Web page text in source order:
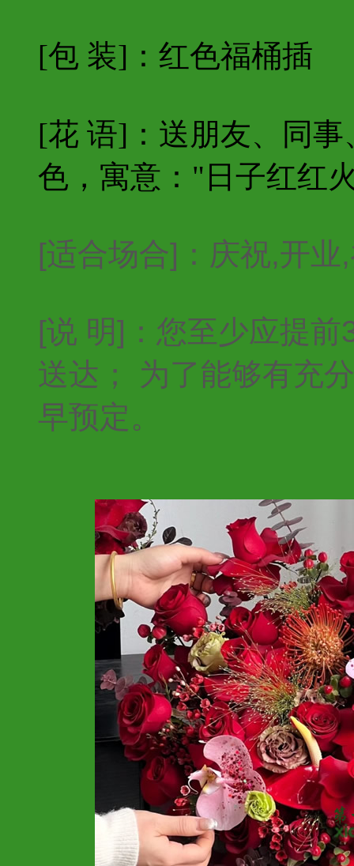
[包 装]：红色福桶插
[花 语]：送朋友、同
色，寓意："日子红红
[适合场合]：庆祝,开业
[说 明]：您至少应提
送达； 为了能够有充
早预定。